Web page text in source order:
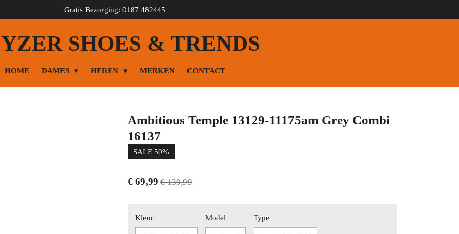
Gratis Bezorging: 0187 482445
SHOES & TRENDS
HOME DAMES HEREN MERKEN CONTACT
Ambitious Temple 13129-11175am Grey Combi
16137
SALE 50%
€ 69,99 € 139,99
Kleur Model Type